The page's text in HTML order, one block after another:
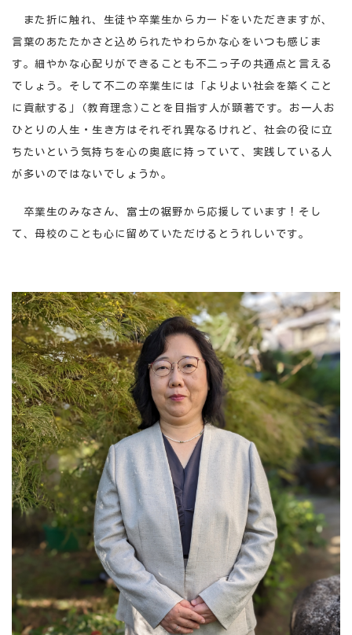
また折に触れ、生徒や卒業生からカードをいただきますが、
言葉のあたたかさと込められたやわらかな心をいつも感じま
す。細やかな心配りができることも不二っ子の共通点と言える
でしょう。そして不二の卒業生には「よりよい社会を築くこと
に貢献する」(教育理念)ことを目指す人が顕著です。お一人お
ひとりの人生・生き方はそれぞれ異なるけれど、社会の役に立
ちたいという気持ちを心の奥底に持っていて、実践している人
が多いのではないでしょうか。
卒業生のみなさん、富士の裾野から応援しています！そし
て、母校のことも心に留めていただけるとうれしいです。